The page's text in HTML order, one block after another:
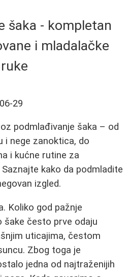
šaka - kompletan
i mladalačke
ruke
29
podmlađivanje šaka – od
i nege zanoktica, do
i kućne rutine za
kako da podmladite
izgled.
Koliko god pažnje
šake često prve odaju
uticajima, čestom
Zbog toga je
jedna od najtraženijih